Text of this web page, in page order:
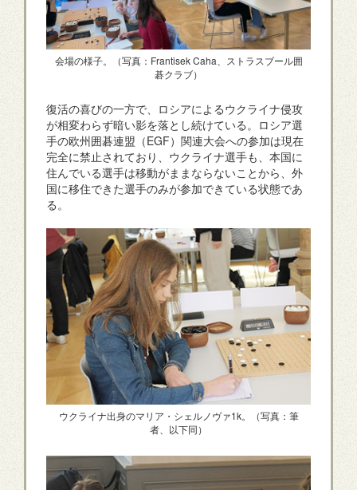
会場の様子。（写真：Frantisek Caha、ストラスブール囲
碁クラブ）
復活の喜びの一方で、ロシアによるウクライナ侵攻
が相変わらず暗い影を落とし続けている。ロシア選
手の欧州囲碁連盟（EGF）関連大会への参加は現在
完全に禁止されており、ウクライナ選手も、本国に
住んでいる選手は移動がままならないことから、外
国に移住できた選手のみが参加できている状態であ
る。
ウクライナ出身のマリア・シェルノヴァ1k。（写真：筆
者、以下同）